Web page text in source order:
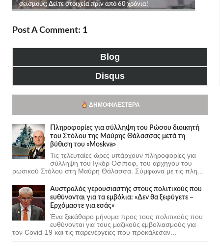
Post A Comment: 1
Blog
Disqus
ΔΗΜΟΦΙΛΈΣΤΕΡΑ
Πληροφορίες για σύλληψη του Ρώσου διοικητή
του Στόλου της Mαύρης Θάλασσας μετά τη
βύθιση του «Moskva»
Τις τελευταίες ώρες υπάρχουν πληροφορίες για
σύλληψη του Ιγκόρ Οσίποφ, του αρχηγού του
ρωσικού Στόλου στη Μαύρη Θάλασσα. Σύμφωνα με τις πλη...
Αυστραλός γερουσιαστής στους πολιτικούς που
ευθύνονται για τα εμβόλια: «Δεν θα ξεφύγετε –
Ερχόμαστε για εσάς»
Ένα ξεκάθαρο μήνυμα προς τους πολιτικούς που
ευθύνονται για τους μαζικούς εμβολιασμούς για
τον Covid-19 και τις παρενέργειες που προκάλεσαν...